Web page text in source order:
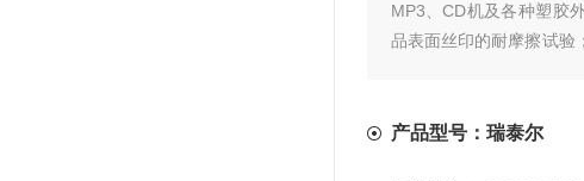
MP3、CD机及各种塑胶
品表面丝印的耐摩擦试验
产品型号：瑞泰尔